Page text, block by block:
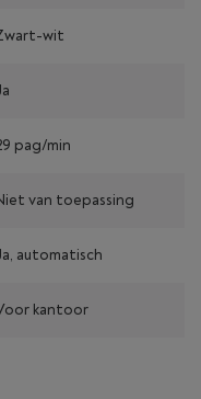
wit
pag/min
van toepassing
automatisch
kantoor